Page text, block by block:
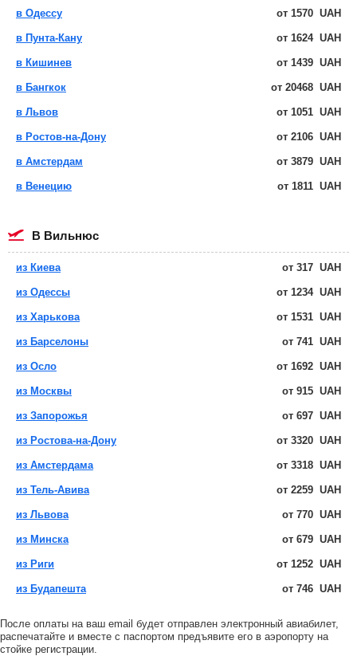
в Одессу от 1570 UAH
в Пунта-Кану от 1624 UAH
в Кишинев от 1439 UAH
в Бангкок от 20468 UAH
в Львов от 1051 UAH
в Ростов-на-Дону от 2106 UAH
в Амстердам от 3879 UAH
в Венецию от 1811 UAH
в Вильнюс
из Киева от 317 UAH
из Одессы от 1234 UAH
из Харькова от 1531 UAH
из Барселоны от 741 UAH
из Осло от 1692 UAH
из Москвы от 915 UAH
из Запорожья от 697 UAH
из Ростова-на-Дону от 3320 UAH
из Амстердама от 3318 UAH
из Тель-Авива от 2259 UAH
из Львова от 770 UAH
из Минска от 679 UAH
из Риги от 1252 UAH
из Будапешта от 746 UAH
После оплаты на ваш email будет отправлен электронный авиабилет,
распечатайте и вместе с паспортом предъявите его в аэропорту на
стойке регистрации.